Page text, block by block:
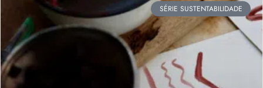
SÉRIE SUSTENTABILIDADE